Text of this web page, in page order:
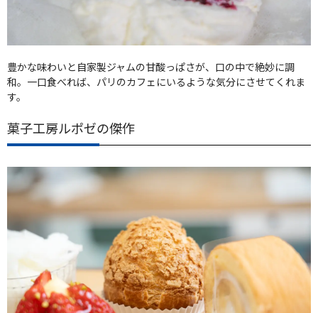
豊かな味わいと自家製ジャムの甘酸っぱさが、口の中で絶妙に調
和。一口食べれば、パリのカフェにいるような気分にさせてくれま
す。
菓子工房ルポゼの傑作